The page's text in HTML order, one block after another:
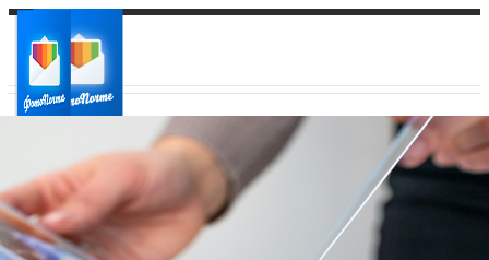
Ваш город:
Ваш регион доставки